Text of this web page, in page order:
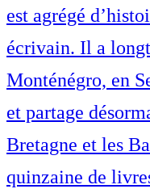
est agrégé
écrivain. Il a
Monténégro, en
et partage
Bretagne et les
quinzaine de